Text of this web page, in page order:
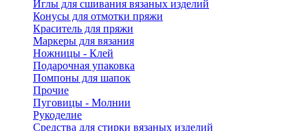
Иглы для сшивания вязаных изделий
Конусы для отмотки пряжи
Краситель для пряжи
Маркеры для вязания
Ножницы - Клей
Подарочная упаковка
Помпоны для шапок
Прочие
Пуговицы - Молнии
Рукоделие
Средства для стирки вязаных изделий